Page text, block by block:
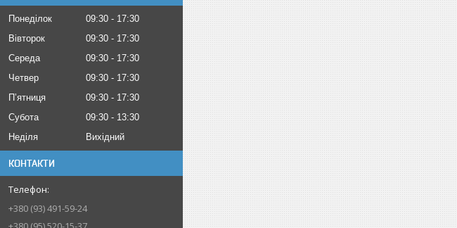
Понеділок 09:30
17:30
Вівторок
09:30
17:30
Середа
09:30
17:30
Четвер
09:30
17:30
Пʼятниця
09:30
17:30
Субота
09:30
13:30
Неділя
Вихідний
КОНТАКТИ
+380 (93) 491-59-24